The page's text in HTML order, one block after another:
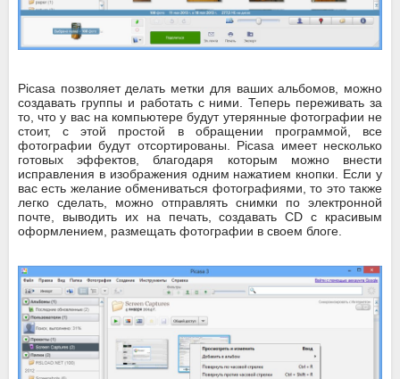
Picasa позволяет делать метки для ваших альбомов, можно
создавать группы и работать с ними. Теперь переживать за
то, что у вас на компьютере будут утерянные фотографии не
стоит, с этой простой в обращении программой, все
фотографии будут отсортированы. Picasa имеет несколько
готовых эффектов, благодаря которым можно внести
исправления в изображения одним нажатием кнопки. Если у
вас есть желание обмениваться фотографиями, то это также
легко сделать, можно отправлять снимки по электронной
почте, выводить их на печать, создавать CD с красивым
оформлением, размещать фотографии в своем блоге.